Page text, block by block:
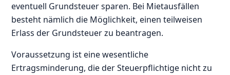
eventuell Grundsteuer sparen. Bei Mietausfällen
besteht nämlich die Möglichkeit, einen teilweisen
Erlass der Grundsteuer zu beantragen.
Voraussetzung ist eine wesentliche
Ertragsminderung, die der Steuerpflichtige nicht zu